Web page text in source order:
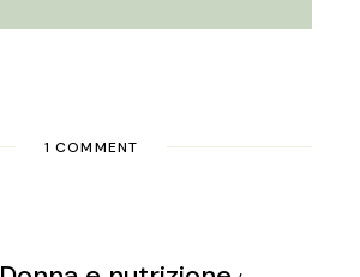
1 COMMENT